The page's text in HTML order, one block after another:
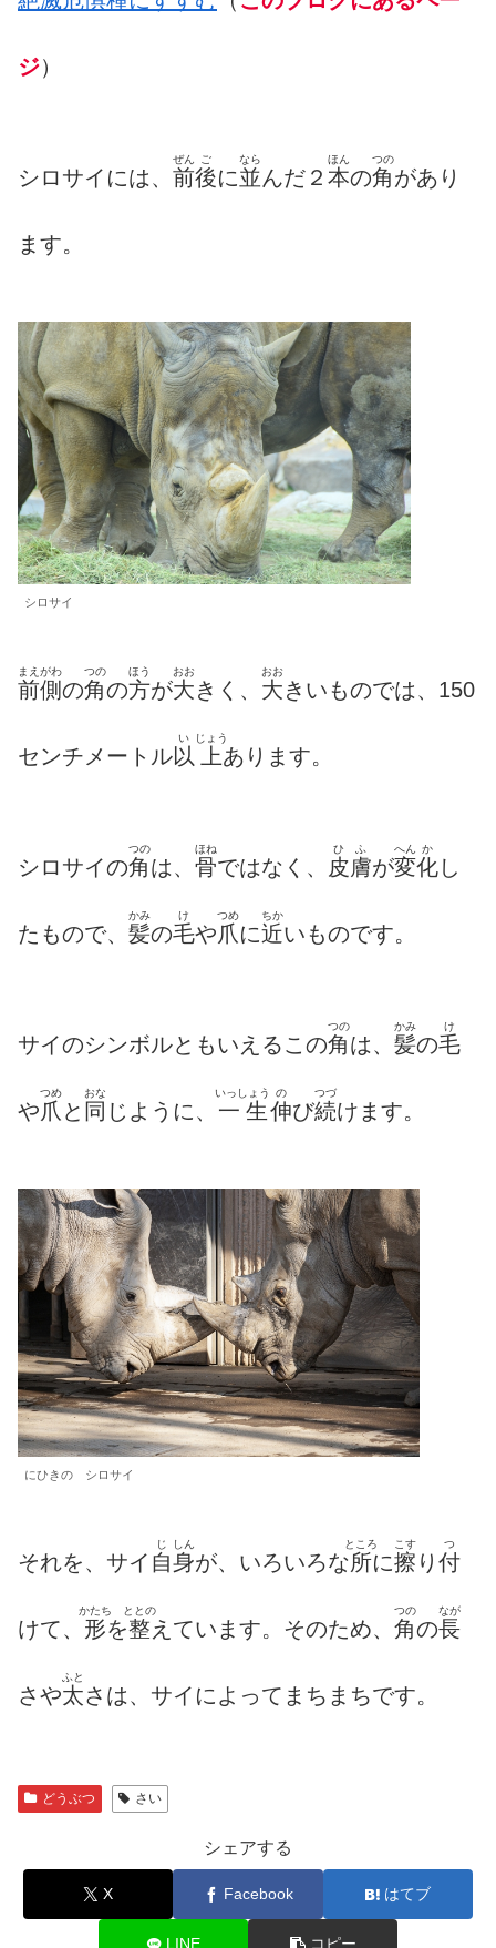
ジ）
シロサイには、 前
ぜん
後
ご
に並
なら
んだ２ 本
ほん
の角
つの
があり
ます。
シロサイ
前側
まえがわ
の角
つの
の方
ほう
が大
おお
きく、 大
おお
きいものでは、150
センチメートル以
い
上
じょう
あります。
シロサイの角
つの
は、 骨
ほね
ではなく、 皮
ひ
膚
ふ
が変
へん
化
か
し
たもので、 髪
かみ
の毛
け
や爪
つめ
に近
ちか
いものです。
サイのシンボルともいえるこの角
つの
は、 髪
かみ
の毛
け
や爪
つめ
と 同
おな
じように、 一生
いっしょう
伸
の
び続
つづ
けます。
にひきの シロサイ
それを、サイ 自
じ
身
しん
が、いろいろな所
ところ
に擦
こす
り 付
つ
けて、 形
かたち
を整
ととの
えています。そのため、 角
つの
の長
なが
さや太
ふと
さは、サイによってまちまちです。
どうぶつ さい
シェアする
X Facebook はてブ
LINE コピー